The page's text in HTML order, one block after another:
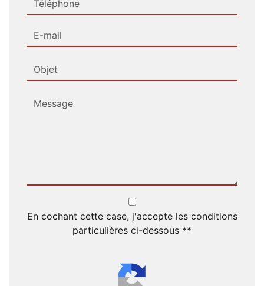
En cochant cette case, j'accepte les conditions
particulières ci-dessous **